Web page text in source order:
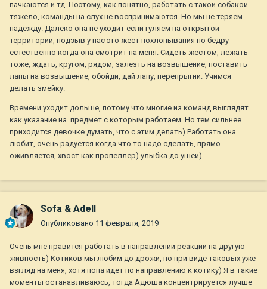
пачкаются и тд. Поэтому, как понятно, работать с такой собакой
тяжело, команды на слух не воспринимаются. Но мы не теряем
надежду. Далеко она не уходит если гуляем на открытой
территории, подзыв у нас это жест похлопывания по бедру-
естественно когда она смотрит на меня. Сидеть жестом, лежать
тоже, ждать, кругом, рядом, залезть на возвышение, поставить
лапы на возвышение, обойди, дай лапу, перепрыгни. Учимся
делать змейку.
Времени уходит дольше, потому что многие из команд выглядят
как указание на предмет с которым работаем. Но тем сильнее
приходится девочке думать, что с этим делать) Работать она
любит, очень радуется когда что то надо сделать, прямо
оживляется, хвост как пропеллер) улыбка до ушей)
Sofa & Adell
Опубликовано 11 февраля, 2019
Очень мне нравится работать в направлении реакции на другую
живность) Котиков мы любим до дрожи, но при виде таковых уже
взгляд на меня, хотя попа идет по направлению к котику) Я в такие
моменты останавливаюсь, тогда Адюша концентрируется лучше